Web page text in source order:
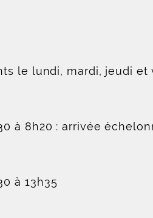
le lundi, mardi, jeudi et
à 8h20 : arrivée
à 13h35